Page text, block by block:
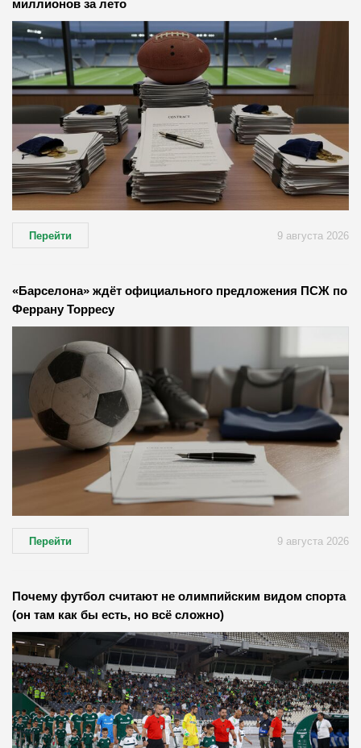
миллионов за лето
Перейти 9 августа 2026
«Барселона» ждёт официального предложения ПСЖ по
Феррану Торресу
Перейти 9 августа 2026
Почему футбол считают не олимпийским видом спорта
(он там как бы есть, но всё сложно)